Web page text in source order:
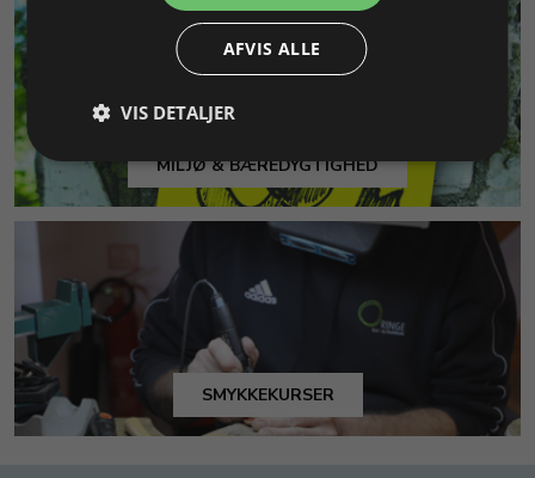
MILJØ & BÆREDYGTIGHED
SMYKKEKURSER
AFVIS ALLE
VIS DETALJER